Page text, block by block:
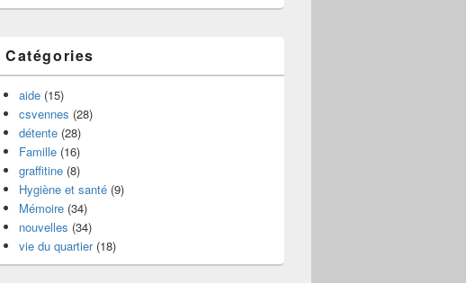
Catégories
aide (15)
csvennes (28)
détente (28)
Famille (16)
graffitine (8)
Hygiène et santé (9)
Mémoire (34)
nouvelles (34)
vie du quartier(18)